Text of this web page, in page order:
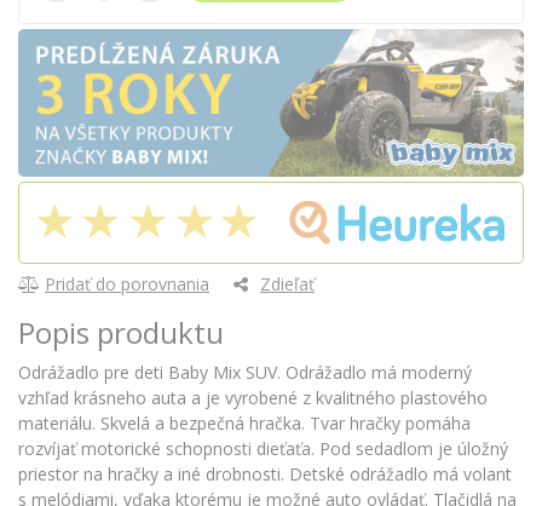
Pridať do porovnania Zdieľať
Popis produktu
Odrážadlo pre deti Baby Mix SUV. Odrážadlo má moderný
vzhľad krásneho auta a je vyrobené z kvalitného plastového
materiálu. Skvelá a bezpečná hračka. Tvar hračky pomáha
rozvíjať motorické schopnosti dieťaťa. Pod sedadlom je úložný
priestor na hračky a iné drobnosti. Detské odrážadlo má volant
s melódiami, vďaka ktorému je možné auto ovládať. Tlačidlá na